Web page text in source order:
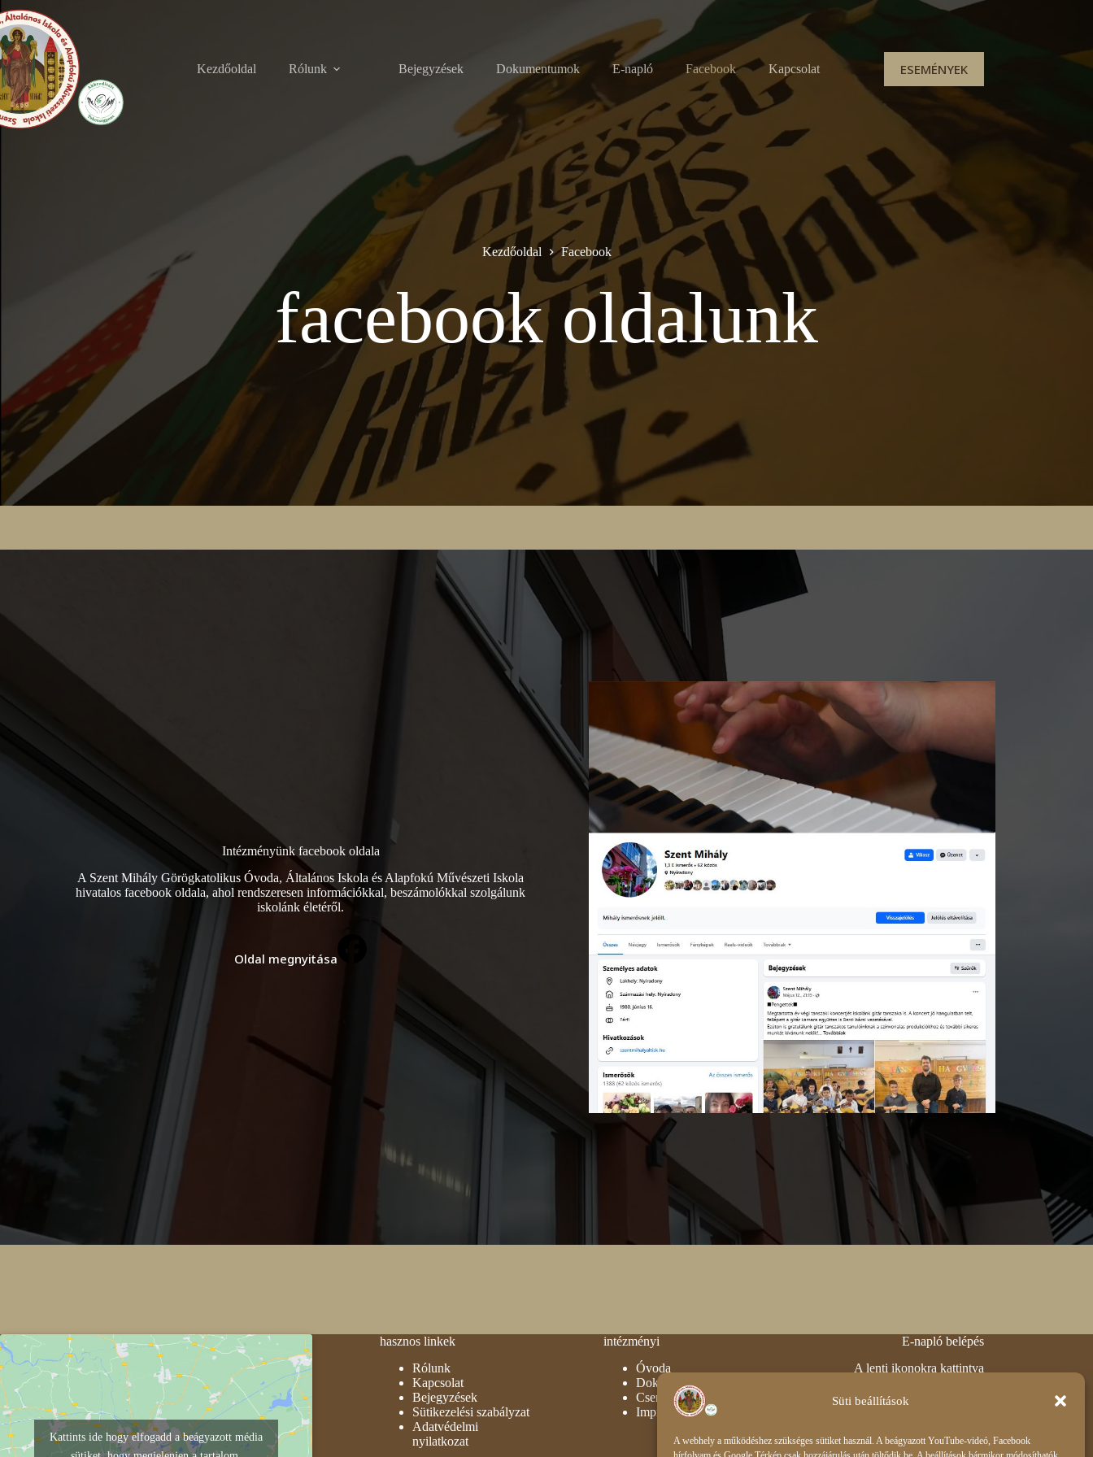
Süti beállítások
A webhely a működéshez szükséges sütiket használ. A beágyazott YouTube-videó, Facebook
Skip
to
content
Kezdőoldal Rólunk Bejegyzések Dokumentumok E-napló Facebook Kapcsolat ESEMÉNYEK
Kezdőoldal Facebook
facebook oldalunk
Intézményünk facebook oldala
A Szent Mihály Görögkatolikus Óvoda, Általános Iskola és Alapfokú Művészeti Iskola
hivatalos facebook oldala, ahol rendszeresen információkkal, beszámolókkal szolgálunk
iskolánk életéről.
Oldal megnyitása
Kattints ide hogy elfogadd a beágyazott média
hasznos linkek
Rólunk
Kapcsolat
Bejegyzések
Sütikezelési szabályzat
Adatvédelmi
nyilatkozat
intézményi
Óvoda
Dokumentumok
Csengetési rend
Impresszum
E-napló belépés
A lenti ikonokra kattintva
rendszerünket illetve facebook